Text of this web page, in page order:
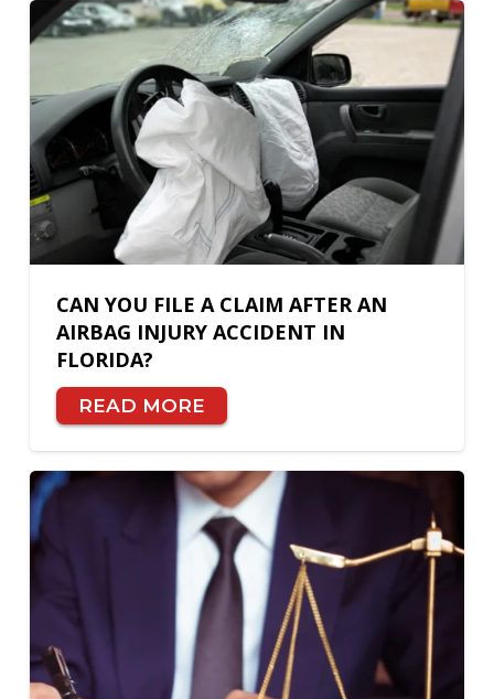
CAN YOU FILE A CLAIM AFTER AN
AIRBAG INJURY ACCIDENT IN
FLORIDA?
READ MORE